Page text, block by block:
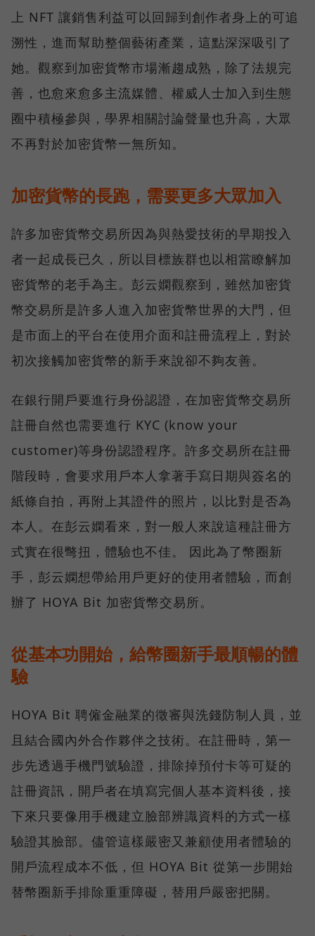
上 NFT 讓銷售利益可以回歸到創作者身上的可追
溯性，進而幫助整個藝術產業，這點深深吸引了
她。觀察到加密貨幣市場漸趨成熟，除了法規完
善，也愈來愈多主流媒體、權威人士加入到生態
圈中積極參與，學界相關討論聲量也升高，大眾
不再對於加密貨幣一無所知。
加密貨幣的長跑，需要更多大眾加入
許多加密貨幣交易所因為與熱愛技術的早期投入
者一起成長已久，所以目標族群也以相當瞭解加
密貨幣的老手為主。彭云嫻觀察到，雖然加密貨
幣交易所是許多人進入加密貨幣世界的大門，但
是市面上的平台在使用介面和註冊流程上，對於
初次接觸加密貨幣的新手來說卻不夠友善。
在銀行開戶要進行身份認證，在加密貨幣交易所
註冊自然也需要進行 KYC (know your
customer)等身份認證程序。許多交易所在註冊
階段時，會要求用戶本人拿著手寫日期與簽名的
紙條自拍，再附上其證件的照片，以比對是否為
本人。在彭云嫻看來，對一般人來說這種註冊方
式實在很彆扭，體驗也不佳。 因此為了幣圈新
手，彭云嫻想帶給用戶更好的使用者體驗，而創
辦了 HOYA Bit 加密貨幣交易所。
從基本功開始，給幣圈新手最順暢的體
驗
HOYA Bit 聘僱金融業的徵審與洗錢防制人員，並
且結合國內外合作夥伴之技術。在註冊時，第一
步先透過手機門號驗證，排除掉預付卡等可疑的
註冊資訊，開戶者在填寫完個人基本資料後，接
下來只要像用手機建立臉部辨識資料的方式一樣
驗證其臉部。儘管這樣嚴密又兼顧使用者體驗的
開戶流程成本不低，但 HOYA Bit 從第一步開始
替幣圈新手排除重重障礙，替用戶嚴密把關。